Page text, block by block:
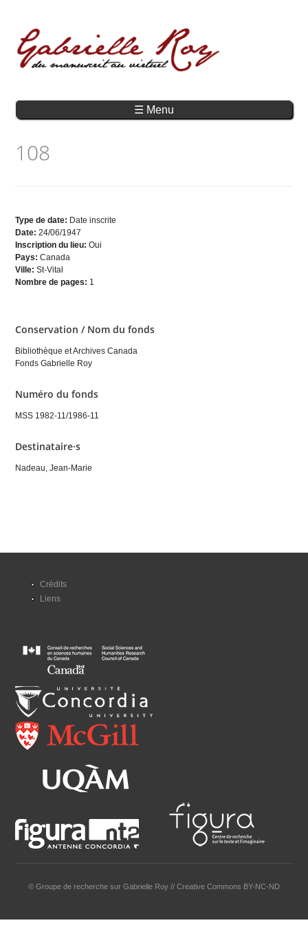
☰ Menu
108
Type de date: Date inscrite
Date:24/06/1947
Inscription du lieu:Oui
Pays:Canada
Ville:St-Vital
Nombre de pages: 1
Conservation / Nom du fonds
Bibliothèque et Archives Canada
Fonds Gabrielle Roy
Numéro du fonds
MSS 1982-11/1986-11
Destinataire·s
Nadeau, Jean-Marie
Crédits
Liens
© Groupe de recherche sur Gabrielle Roy // Creative Commons BY-NC-ND